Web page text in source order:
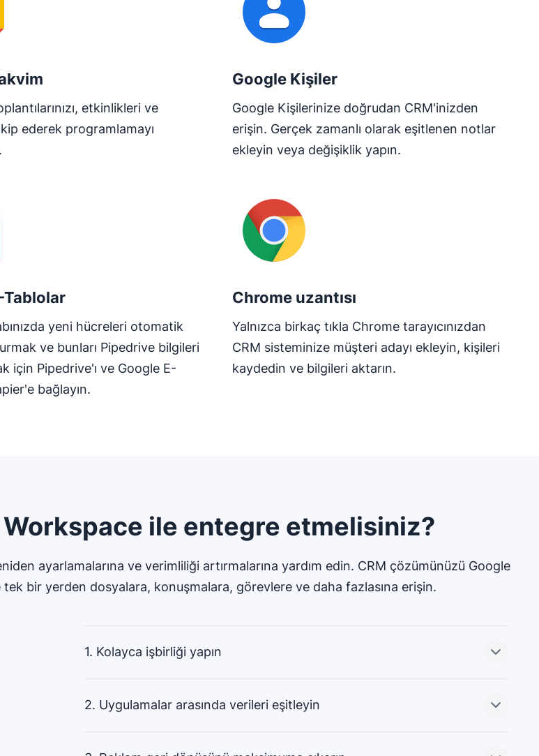
etkinlikleri ve
ederek programlamayı
Google Kişiler
Google Kişilerinize doğrudan CRM'inizden
erişin. Gerçek zamanlı olarak eşitlenen notlar
ekleyin veya değişiklik yapın.
Tablolar
yeni hücreleri otomatik
ve bunları Pipedrive bilgileri
için Pipedrive'ı ve Google E-
bağlayın.
Chrome uzantısı
Yalnızca birkaç tıkla Chrome tarayıcınızdan
CRM sisteminize müşteri adayı ekleyin, kişileri
kaydedin ve bilgileri aktarın.
ile entegre etmelisiniz?
ayarlamalarına ve verimliliği artırmalarına yardım edin. CRM çözümünüzü Google
bir yerden dosyalara, konuşmalara, görevlere ve daha fazlasına erişin.
1. Kolayca işbirliği yapın
2. Uygulamalar arasında verileri eşitleyin